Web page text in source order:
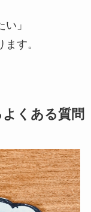
」
す。
くある質問